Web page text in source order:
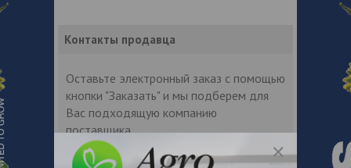
Контакты продавца
Оставьте электронный заказ с помощью
кнопки "Заказать" и мы подберем для
Вас подходящую компанию
поставщика.